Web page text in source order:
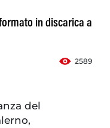
in discarica a
2589
del